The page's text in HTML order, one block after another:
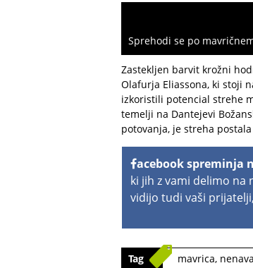
Sprehodi se po
Zastekljen barvit krožni
Olafurja Eliassona, ki stoji
izkoristili potencial strehe
temelji na Dantejevi
potovanja, je streha
acebook spreminja
ki jih z vami delimo na
vidijo tudi vaši
Tag mavrica,